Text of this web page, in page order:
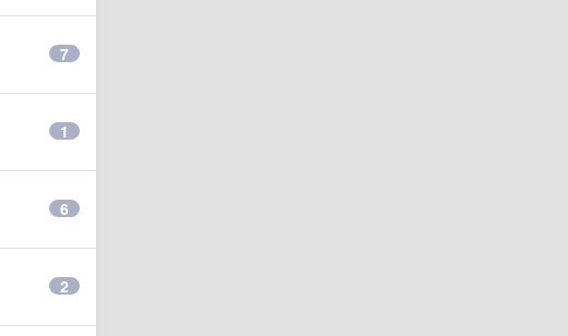
7
1
6
2